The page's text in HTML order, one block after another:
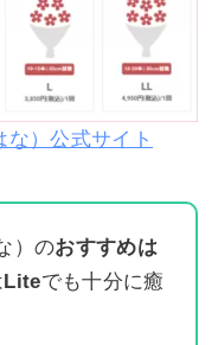
な）公式サイト
）のおすすめは
Liteでも十分に癒